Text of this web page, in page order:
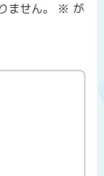
せん。 ※ が